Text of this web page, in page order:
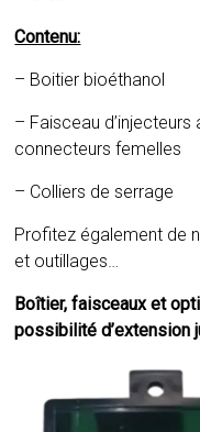
Contenu:
– Boitier bioéthanol
– Faisceau
connecteurs femelles
– Colliers de serrage
Profitez également de
et outillages…
Boîtier, faisceaux et
possibilité d’extension